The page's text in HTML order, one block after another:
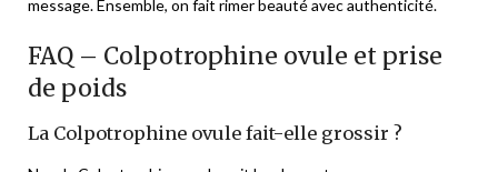
message. Ensemble, on fait rimer beauté avec authenticité.
FAQ – Colpotrophine ovule et prise
de poids
La Colpotrophine ovule fait-elle grossir ?